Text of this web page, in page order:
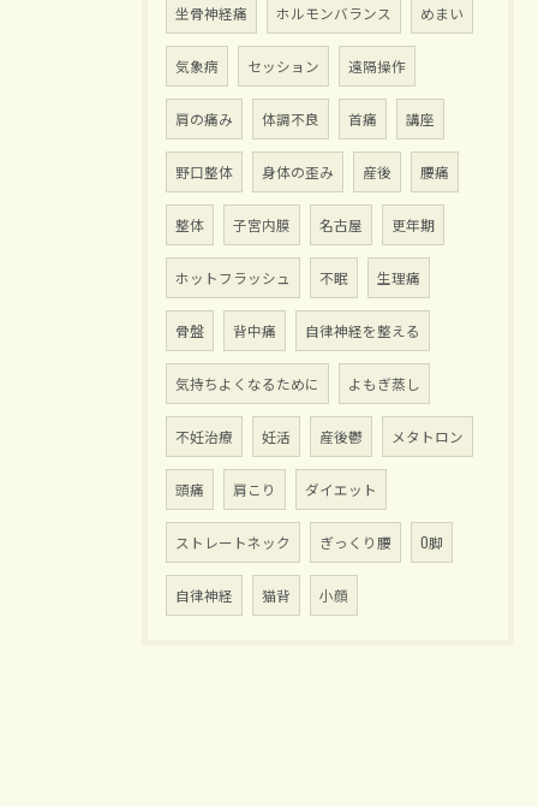
坐骨神経痛 ホルモンバランス めまい
気象病 セッション 遠隔操作
肩の痛み 体調不良 首痛 講座
野口整体 身体の歪み 産後 腰痛
整体 子宮内膜 名古屋 更年期
ホットフラッシュ 不眠 生理痛
骨盤 背中痛 自律神経を整える
気持ちよくなるために よもぎ蒸し
不妊治療 妊活 産後鬱 メタトロン
頭痛 肩こり ダイエット
ストレートネック ぎっくり腰 O脚
自律神経 猫背 小顔